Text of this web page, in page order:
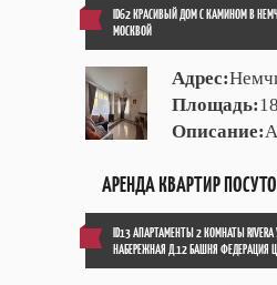
ID62 КРАСИВЫЙ ДОМ С КАМИНОМ В
МОСКВОЙ
Адрес:
Площадь:
Описание:
АРЕНДА КВАРТИР
ID13 АПАРТАМЕНТЫ 2 КОМНАТЫ RIVERA
НАБЕРЕЖНАЯ Д.12 БАШНЯ ФЕДЕРАЦИЯ